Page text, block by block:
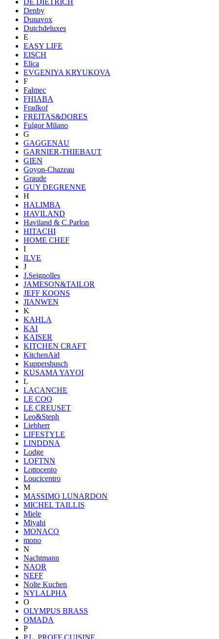
Denby
Dunavox
Dutchdeluxes
E
EASY LIFE
EISCH
Elica
EVGENIYA KRYUKOVA
F
Falmec
FHIABA
Fradkof
FREITAS&DORES
Fulgor Milano
G
GAGGENAU
GARNIER-THIEBAUT
GIEN
Goyon-Chazeau
Graude
GUY DEGRENNE
H
HALIMBA
HAVILAND
Haviland & C.Parlon
HITACHI
HOME CHEF
I
ILVE
J
J.Seignolles
JAMESON&TAILOR
JEFF KOONS
JIANWEN
K
KAHLA
KAI
KAISER
KITCHEN CRAFT
KitchenAid
Kuppersbusch
KUSAMA YAYOI
L
LACANCHE
LE COQ
LE CREUSET
Leo&Steph
Liebherr
LIFESTYLE
LINDDNA
Lodge
LOFTNN
Lottocento
Loucicentro
M
MASSIMO LUNARDON
MICHEL TAILLIS
Miele
Miyabi
MONACO
mono
N
Nachtmann
NAOR
NEFF
Nolte Kuchen
NYLALPHA
O
OLYMPUS BRASS
OMADA
P
P.L. PROFF CUISINE